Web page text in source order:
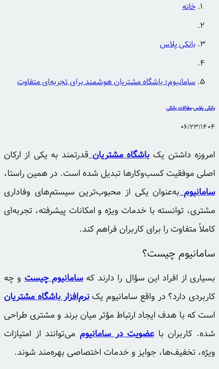
خانه
بانکی پلاس
سامانیوم؛ باشگاه مشتریان هوشمند برای تجربه‌ای متفاوت
بانکی پلاس-مقالات بانکی
06/23/1404
امروزه داشتن یک باشگاه مشتریان قدرتمند به یکی از ارکان
اصلی موفقیت کسب‌وکارها تبدیل شده است. در همین راستا،
سامانیوم به‌عنوان یکی از محبوب‌ترین سیستم‌های وفاداری
مشتری، توانسته با خدمات ویژه و امکانات پیشرفته، تجربه‌ای
کاملاً متفاوت را برای کاربران فراهم کند.
سامانیوم چیست؟
بسیاری از افراد این سؤال را دارند کهسامانیوم چیستو چه
کاربردی دارد؟ در واقع سامانیوم یکنرم‌افزار باشگاه مشتریان
است که با هدف ایجاد ارتباط مؤثر میان برند و مشتری طراحی
شده. کاربران باعضویت در سامانیوم می‌توانند از امتیازات
ویژه، تخفیف‌ها، جوایز و خدمات اختصاصی بهره‌مند شوند.